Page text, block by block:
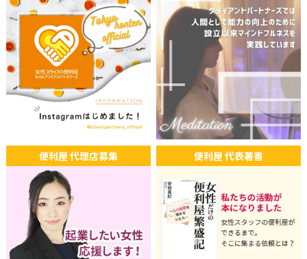
便利屋 代理店募集 便利屋 代表著書